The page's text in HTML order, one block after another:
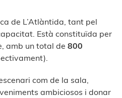
de L’Atlàntida, tant pel
Està constituïda per
amb un total de 800
com de la sala,
ambiciosos i donar